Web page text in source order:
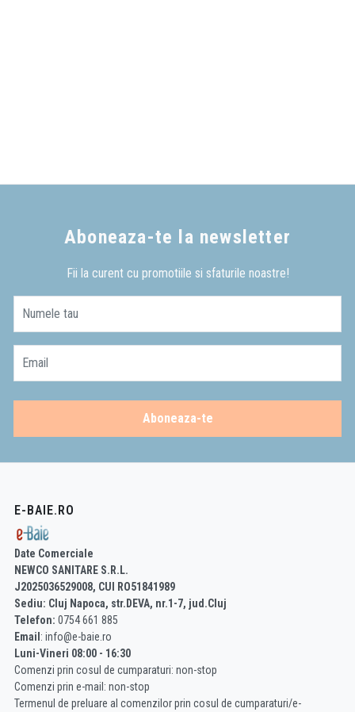
Aboneaza-te la newsletter
Fii la curent cu promotiile si sfaturile noastre!
Numele tau
Email
Aboneaza-te
E-BAIE.RO
Date Comerciale
NEWCO SANITARE S.R.L.
J2025036529008, CUI RO51841989
Sediu: Cluj Napoca, str.DEVA, nr.1-7, jud.Cluj
Telefon: 0754 661 885
Email: info@e-baie.ro
Luni-Vineri 08:00 - 16:30
Comenzi prin cosul de cumparaturi: non-stop
Comenzi prin e-mail: non-stop
Termenul de preluare al comenzilor prin cosul de cumparaturi/e-